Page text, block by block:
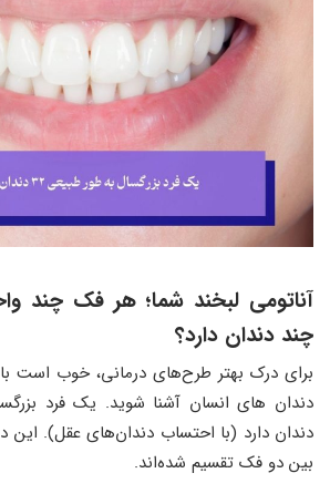
آناتومی لبخند شما؛ هر فک چند
چند دندان دارد؟
برای درک بهتر طرح‌های درمانی، خوب است
دندان دارد (با احتساب دندان‌های عقل). این
بین دو فک تقسیم شده‌اند.